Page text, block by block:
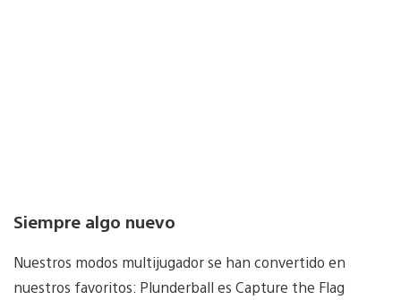
Siempre algo nuevo
Nuestros modos multijugador se han convertido en
nuestros favoritos: Plunderball es Capture the Flag